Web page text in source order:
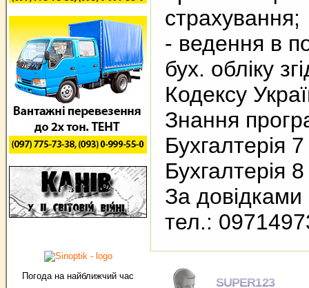
Погода на найближчий час
страхування;
- ведення в
бух. обліку
Кодексу
Знання
Бухгалтерія
Бухгалтерія 8
За довідками
тел.:
SUPER123